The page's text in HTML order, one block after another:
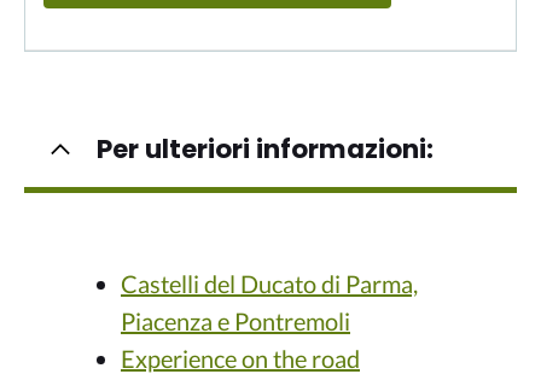
Per ulteriori informazioni:
Castelli del Ducato di Parma,
Piacenza e Pontremoli
Experience on the road